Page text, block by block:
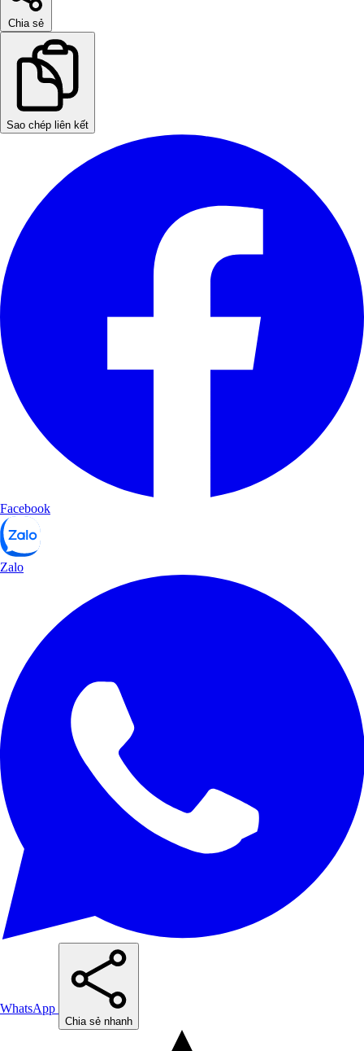
Chia sẻ
Sao chép liên kết
Facebook
Zalo
WhatsApp
Chia sẻ nhanh